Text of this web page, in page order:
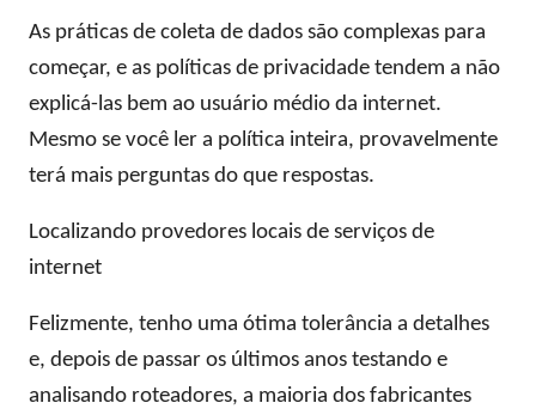
As práticas de coleta de dados são complexas para
começar, e as políticas de privacidade tendem a não
explicá-las bem ao usuário médio da internet.
Mesmo se você ler a política inteira, provavelmente
terá mais perguntas do que respostas.
Localizando provedores locais de serviços de
internet
Felizmente, tenho uma ótima tolerância a detalhes
e, depois de passar os últimos anos testando e
analisando roteadores, a maioria dos fabricantes